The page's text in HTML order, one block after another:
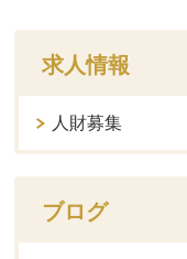
求人情報
人財募集
ブログ